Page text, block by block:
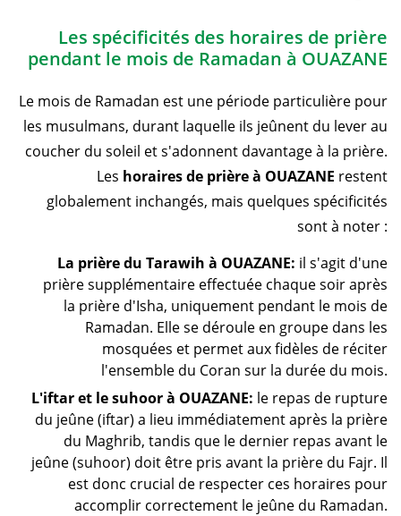
Les spécificités des horaires de prière
pendant le mois de Ramadan à OUAZANE
Le mois de Ramadan est une période particulière pour
les musulmans, durant laquelle ils jeûnent du lever au
coucher du soleil et s'adonnent davantage à la prière.
Les horaires de prière à OUAZANE restent
globalement inchangés, mais quelques spécificités
sont à noter :
La prière du Tarawih à OUAZANE: il s'agit d'une
prière supplémentaire effectuée chaque soir après
la prière d'Isha, uniquement pendant le mois de
Ramadan. Elle se déroule en groupe dans les
mosquées et permet aux fidèles de réciter
l'ensemble du Coran sur la durée du mois.
L'iftar et le suhoor à OUAZANE: le repas de rupture
du jeûne (iftar) a lieu immédiatement après la prière
du Maghrib, tandis que le dernier repas avant le
jeûne (suhoor) doit être pris avant la prière du Fajr. Il
est donc crucial de respecter ces horaires pour
accomplir correctement le jeûne du Ramadan.